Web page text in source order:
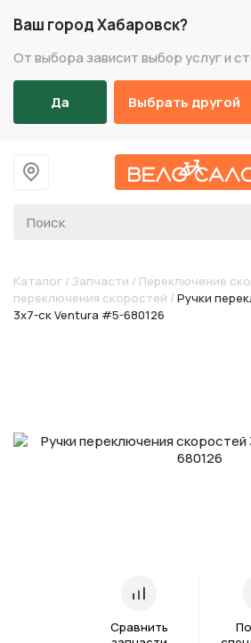
Ваш город Хабаровск?
От выбора зависит выбор услуг и
Да Выбрать другой
На
Каталог / Запчасти / Переключение
переключения скоростей / Ручки
3х7-ск Ventura #5-680126
Сравнить